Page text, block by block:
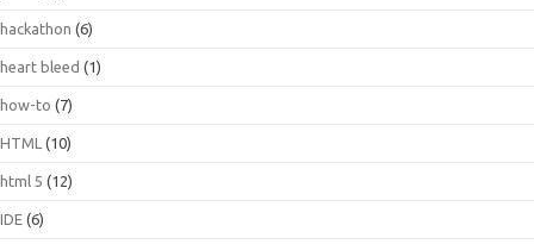
hackathon (6)
heart bleed (1)
how-to (7)
HTML (10)
html 5 (12)
IDE (6)